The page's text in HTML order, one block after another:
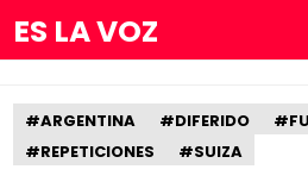
ES LA VOZ
#ARGENTINA #DIFERIDO
#REPETICIONES #SUIZA